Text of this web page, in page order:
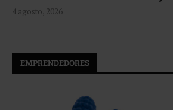
4 agosto, 2026
EMPRENDEDORES